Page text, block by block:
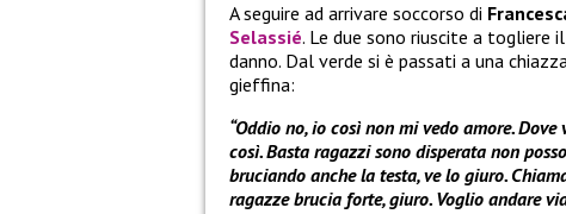
A seguire ad arrivare soccorso di
Selassié. Le due sono riuscite a togliere
danno. Dal verde si è passati a una
gieffina:
“Oddio no, io così non mi vedo amore.
così. Basta ragazzi sono disperata non
bruciando anche la testa, ve lo giuro.
ragazze brucia forte, giuro. Voglio andare